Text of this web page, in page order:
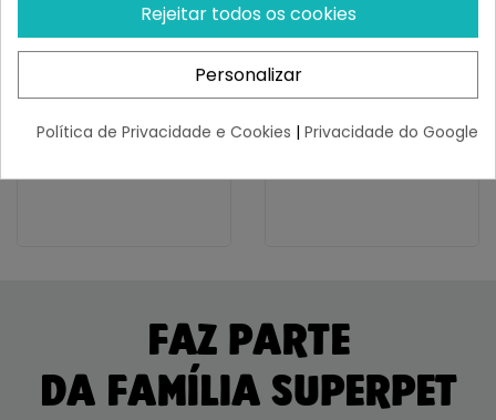
WILD BALANCE
Perros
WILD BALANCE
Wild Balance DENTAL
STICKS Para Perros
FAZ PARTE
DA FAMÍLIA SUPERPET
Rejeitar todos os cookies
Personalizar
Política de Privacidade e Cookies | Privacidade do Google